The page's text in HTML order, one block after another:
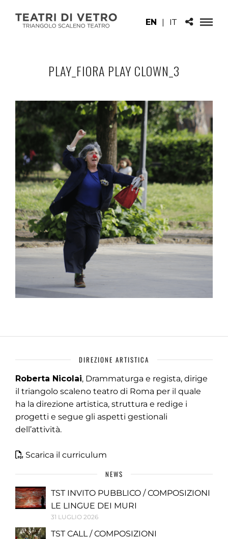
EN | IT
PLAY_FIORA PLAY CLOWN_3
DIREZIONE ARTISTICA
Roberta Nicolai, Drammaturga e regista, dirige
il triangolo scaleno teatro di Roma per il quale
ha la direzione artistica, struttura e redige i
progetti e segue gli aspetti gestionali
dell’attività.
Scarica il curriculum
NEWS
TST INVITO PUBBLICO / COMPOSIZIONI
LE LINGUE DEI MURI
31 LUGLIO 2026
TST CALL / COMPOSIZIONI